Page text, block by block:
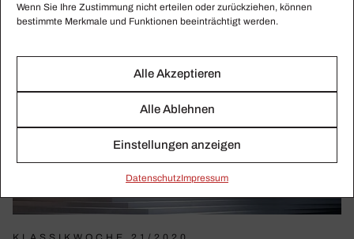
Wenn Sie Ihre Zustimmung nicht erteilen oder zurückziehen, können
bestimmte Merkmale und Funktionen beeinträchtigt werden.
Alle Akzeptieren
Alle Ablehnen
Einstellungen anzeigen
Daten­schutzImpressum